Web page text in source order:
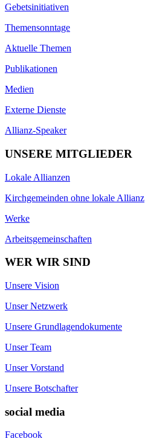
Gebetsinitiativen
Themensonntage
Aktuelle Themen
Publikationen
Medien
Externe Dienste
Allianz-Speaker
UNSERE MITGLIEDER
Lokale Allianzen
Kirchgemeinden ohne lokale Allianz
Werke
Arbeitsgemeinschaften
WER WIR SIND
Unsere Vision
Unser Netzwerk
Unsere Grundlagendokumente
Unser Team
Unser Vorstand
Unsere Botschafter
social media
Facebook